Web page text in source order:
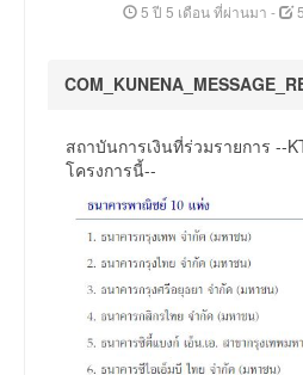
5 ปี 5 เดือน ที่ผ่านมา -
สถาบันการเงินที่ร่วมรายการ --
โครงการนี้--